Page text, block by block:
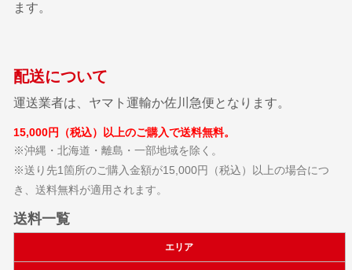
ます。
配送について
運送業者は、ヤマト運輸か佐川急便となります。
15,000円（税込）以上のご購入で送料無料。
※沖縄・北海道・離島・一部地域を除く。
※送り先1箇所のご購入金額が15,000円（税込）以上の場合につ
き、送料無料が適用されます。
送料一覧
エリア